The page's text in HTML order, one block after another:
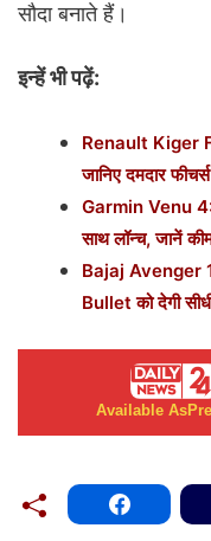
सौदा बनाते हैं।
इन्हें भी पढ़ें:
Renault Kiger
जानिए दमदार
Garmin Venu 4:
साथ लॉन्च, जानें
Bajaj Avenger
Bullet को देगी
Available As